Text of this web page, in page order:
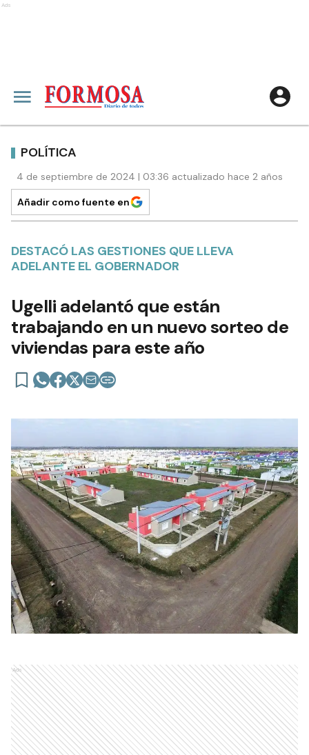
Ads
POLÍTICA
4 de septiembre de 2024 | 03:36 actualizado hace 2 años
Añadir como fuente en
DESTACÓ LAS GESTIONES QUE LLEVA
ADELANTE EL GOBERNADOR
Ugelli adelantó que están
trabajando en un nuevo sorteo de
viviendas para este año
Ads